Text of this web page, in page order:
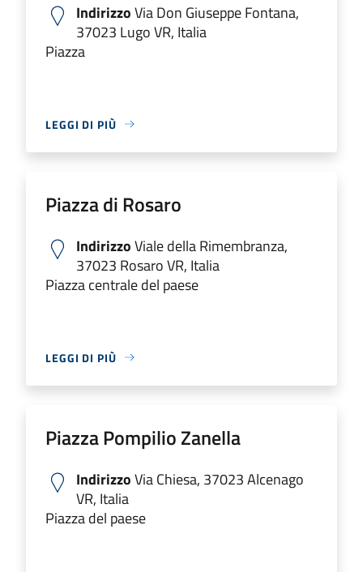
IndirizzoVia Don Giuseppe Fontana,
37023 Lugo VR, Italia
Piazza
LEGGI DI PIÙ
Piazza di Rosaro
IndirizzoViale della Rimembranza,
37023 Rosaro VR, Italia
Piazza centrale del paese
LEGGI DI PIÙ
Piazza Pompilio Zanella
IndirizzoVia Chiesa, 37023 Alcenago
VR, Italia
Piazza del paese